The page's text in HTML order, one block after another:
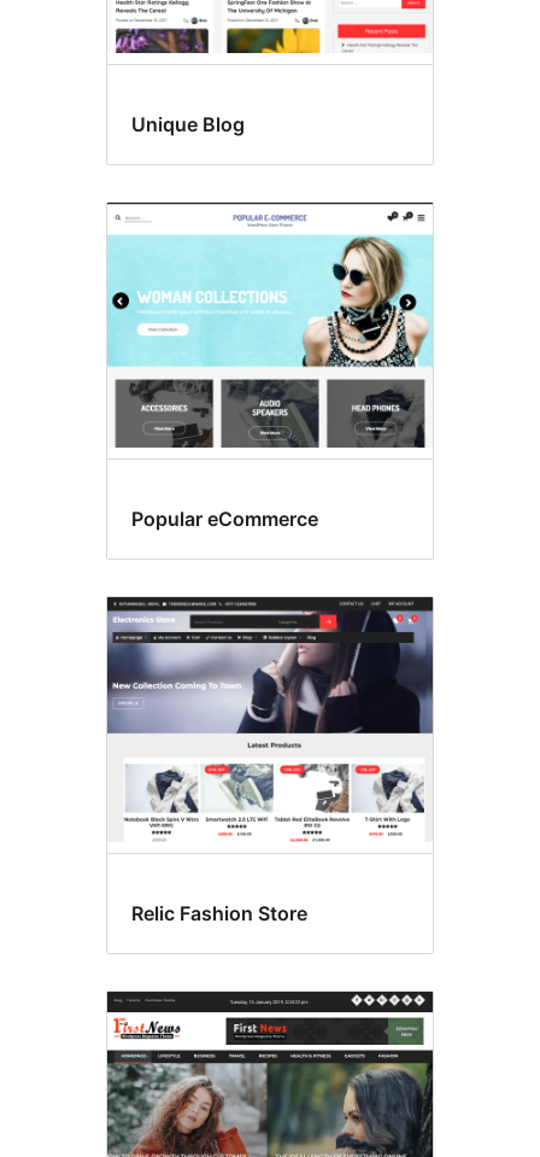
Unique Blog
Popular eCommerce
Relic Fashion Store